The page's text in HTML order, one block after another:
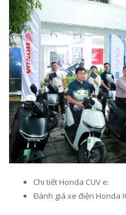
Chi tiết Honda CUV e:
Đánh giá xe điện Honda